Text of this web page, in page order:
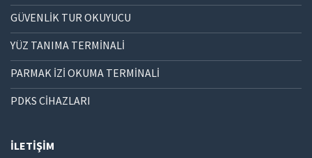
GÜVENLİK TUR OKUYUCU
YÜZ TANIMA TERMİNALİ
PARMAK İZİ OKUMA TERMİNALİ
PDKS CİHAZLARI
İLETIŞIM